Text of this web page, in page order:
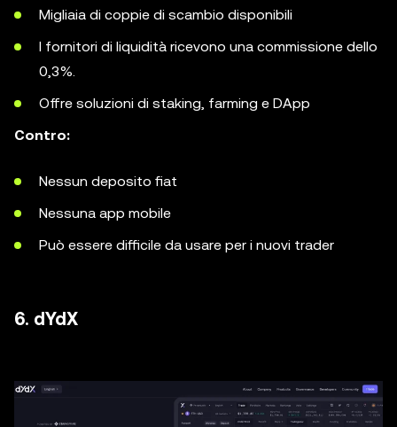
Migliaia di coppie di scambio disponibili
I fornitori di liquidità ricevono una commissione dello
0,3%.
Offre soluzioni di staking, farming e DApp
Contro:
Nessun deposito fiat
Nessuna app mobile
Può essere difficile da usare per i nuovi trader
6. dYdX